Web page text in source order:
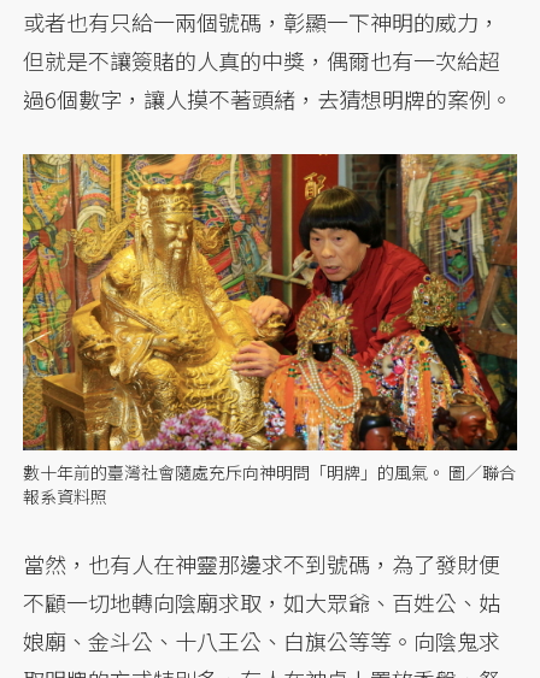
或者也有只給一兩個號碼，彰顯一下神明的威力，
但就是不讓簽賭的人真的中獎，偶爾也有一次給超
過6個數字，讓人摸不著頭緒，去猜想明牌的案例。
數十年前的臺灣社會隨處充斥向神明問「明牌」的風氣。 圖／聯合
報系資料照
當然，也有人在神靈那邊求不到號碼，為了發財便
不顧一切地轉向陰廟求取，如大眾爺、百姓公、姑
娘廟、金斗公、十八王公、白旗公等等。向陰鬼求